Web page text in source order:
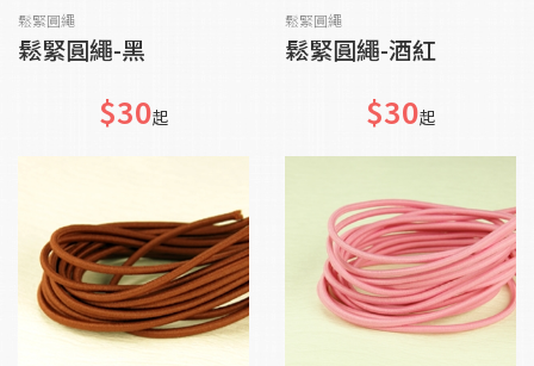
鬆緊圓繩
鬆緊圓繩-黑
$30起
鬆緊圓繩
鬆緊圓繩-酒紅
$30起